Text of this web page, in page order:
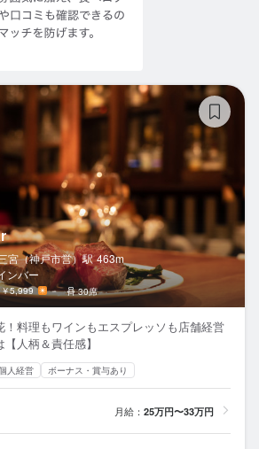
宮（神戸市営）駅 463m
ンバー
5,999 － 30席
！料理もワインもエスプレッソも店舗経営
人柄＆責任感】
人経営 ボーナス・賞与あり
月給： 25万円〜33万円